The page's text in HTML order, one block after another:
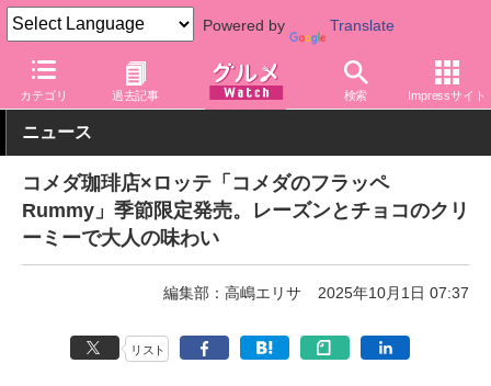
Powered by Translate
カテゴリ 過去記事 検索 Impressサイト
グルメ Watch 店舗 カフェ コメダ珈琲店
ニュース
コメダ珈琲店×ロッテ「コメダのフラッペ
Rummy」季節限定発売。レーズンとチョコのクリ
ーミーで大人の味わい
編集部：高嶋エリサ 2025年10月1日 07:37
リスト